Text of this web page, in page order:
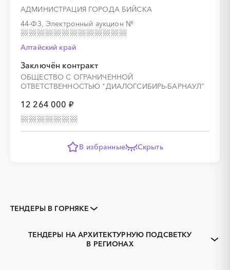
АДМИНИСТРАЦИЯ ГОРОДА БИЙСКА
44-ФЗ, Электронный аукцион №
Алтайский край
Заключён контракт
ОБЩЕСТВО С ОГРАНИЧЕННОЙ
ОТВЕТСТВЕННОСТЬЮ "ДИАЛОГСИБИРЬ-БАРНАУЛ"
12 264 000 ₽
В избранные Скрыть
ТЕНДЕРЫ В ГОРНЯКЕ
Тендеры заводов
1С
ТЕНДЕРЫ НА АРХИТЕКТУРНУЮ ПОДСВЕТКУ
В РЕГИОНАХ